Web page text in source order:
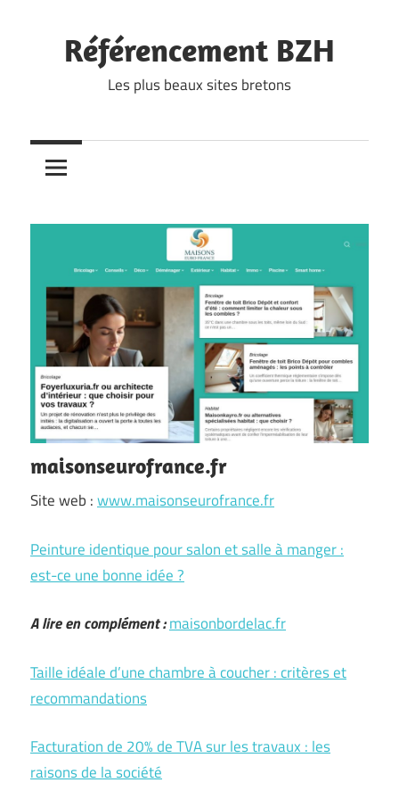
contentRéférencement BZH
Les plus beaux sites bretons
maisonseurofrance.fr
Site web :www.maisonseurofrance.fr
Peinture identique pour salon et salle à manger :
est-ce une bonne idée ?
A lire en complément :maisonbordelac.fr
Taille idéale d’une chambre à coucher : critères et
recommandations
Facturation de 20% de TVA sur les travaux : les
raisons de la société